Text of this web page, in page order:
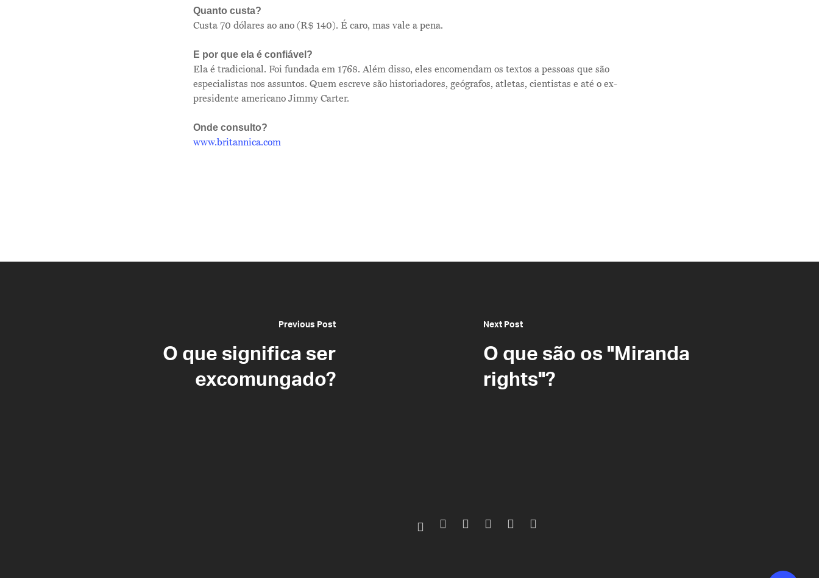
Quanto custa?
Custa 70 dólares ao ano (R$ 140). É caro, mas vale a pena.
E por que ela é confiável?
Ela é tradicional. Foi fundada em 1768. Além disso, eles encomendam os textos a pessoas que são
especialistas nos assuntos. Quem escreve são historiadores, geógrafos, atletas, cientistas e até o ex-
presidente americano Jimmy Carter.
Onde consulto?
www.britannica.com
Previous Post
O que significa ser
excomungado?
Next Post
O que são os "Miranda
rights"?